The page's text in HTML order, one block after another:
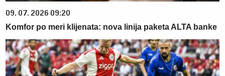
09. 07. 2026 09:20
Komfor po meri klijenata: nova linija paketa ALTA banke